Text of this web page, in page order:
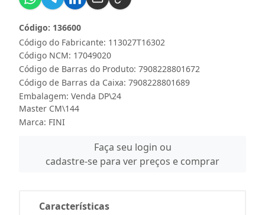
Código do Fabricante: 113027T16302
Código: 136600
Código NCM: 17049020
Código de Barras do Produto: 7908228801672
Código de Barras da Caixa: 7908228801689
Embalagem: Venda DP\24
Master CM\144
Marca: FINI
Faça seu login ou
cadastre-se para ver preços e comprar
Características